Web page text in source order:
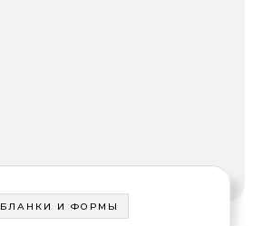
БЛАНКИ И ФОРМЫ